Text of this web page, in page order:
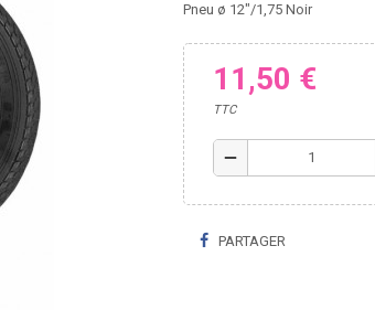
Pneu ø 12"/1,75 Noir
11,50 €
TTC
remove
PARTAGER